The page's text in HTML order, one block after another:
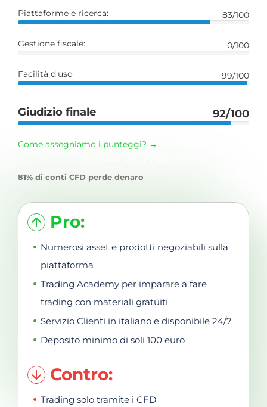
Pro:
Numerosi asset e prodotti negoziabili sulla
piattaforma
Trading Academy per imparare a fare
trading con materiali gratuiti
Servizio Clienti in italiano e disponibile 24/7
Deposito minimo di soli 100 euro
Contro:
Trading solo tramite i CFD
Piattaforme e ricerca: 83/100
Gestione fiscale: 0/100
Facilità d'uso 99/100
Giudizio finale 92/100
Come assegniamo i punteggi? →
81% di conti CFD perde denaro